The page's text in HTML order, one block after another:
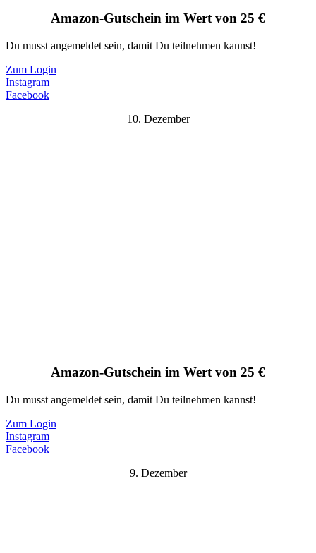
Amazon-Gutschein im Wert von 25 €
Du musst angemeldet sein, damit Du teilnehmen kannst!
Zum Login
Instagram
Facebook
10. Dezember
Amazon-Gutschein im Wert von 25 €
Du musst angemeldet sein, damit Du teilnehmen kannst!
Zum Login
Instagram
Facebook
9. Dezember